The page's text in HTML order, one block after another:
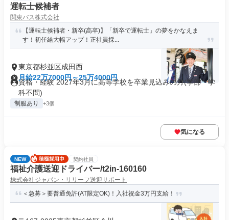
運転士候補者
関東バス株式会社
【運転士候補者・新卒(高卒)】「新卒で運転士」の夢をかなえま
す！初任給大幅アップ！正社員採...
東京都杉並区成田西
月給22万7000円～25万4000円
資格・経験 2027年3月に高等学校を卒業見込みの方(学部・学
科不問)
制服あり +3個
気になる
NEW 契約社員
福祉介護送迎ドライバー/t2in-160160
株式会社ジャパン・リリーフ送迎サポート
＜急募＞要普通免許(AT限定OK)！入社祝金3万円支給！